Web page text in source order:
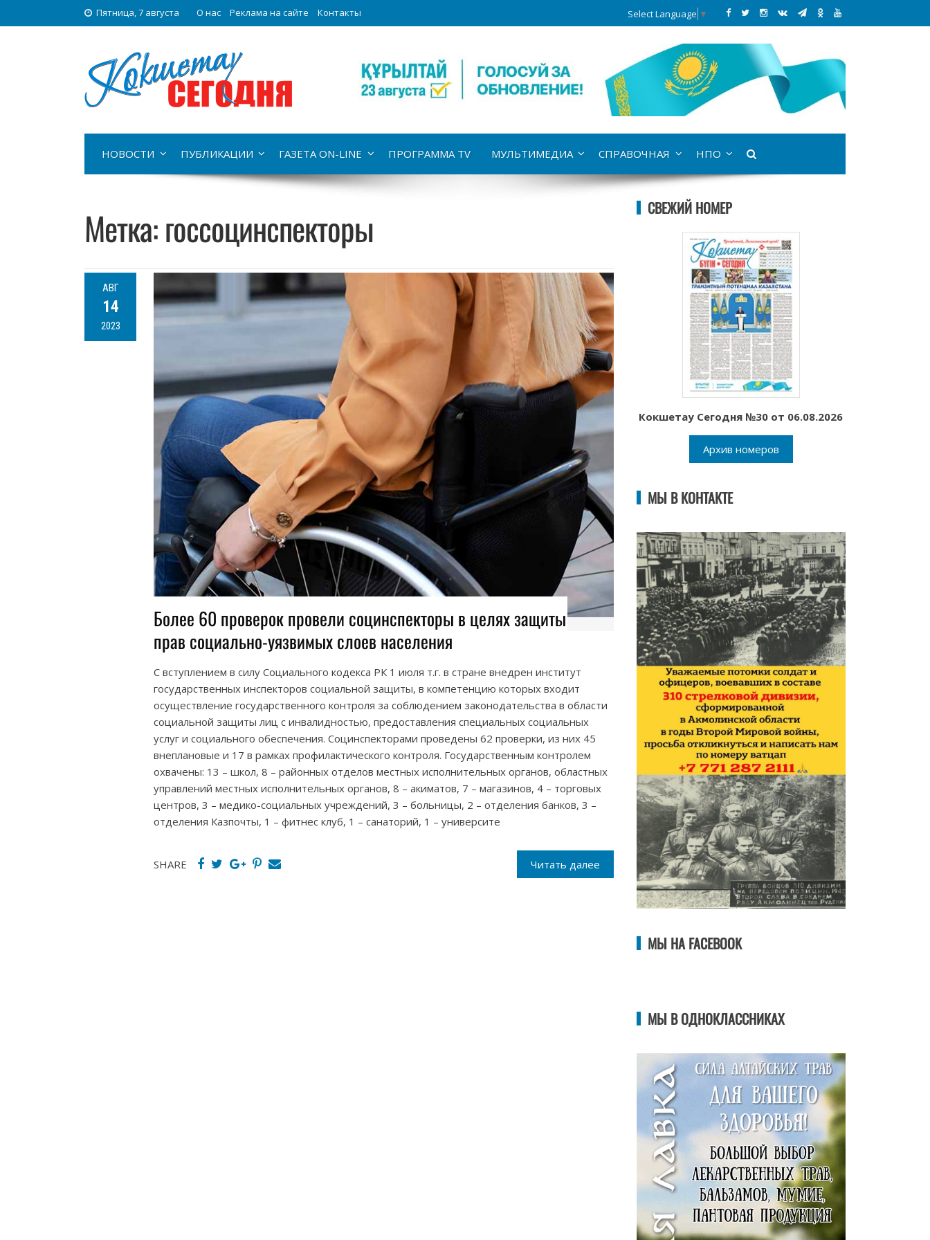
Пятница, 7 августа О нас Реклама на сайте Контакты Select Language ▼
НОВОСТИ ПУБЛИКАЦИИ ГАЗЕТА ON-LINE ПРОГРАММА TV МУЛЬТИМЕДИА СПРАВОЧНАЯ НПО
Метка:госсоцинспекторы
АВГ
14
2023
Более 60 проверок провели социнспекторы в целях защиты
прав социально-уязвимых слоев населения
С вступлением в силу Социального кодекса РК 1 июля т.г. в стране внедрен институт
государственных инспекторов социальной защиты, в компетенцию которых входит
осуществление государственного контроля за соблюдением законодательства в области
социальной защиты лиц с инвалидностью, предоставления специальных социальных
услуг и социального обеспечения. Социнспекторами проведены 62 проверки, из них 45
внеплановые и 17 в рамках профилактического контроля. Государственным контролем
охвачены: 13 – школ, 8 – районных отделов местных исполнительных органов, областных
управлений местных исполнительных органов, 8 – акиматов, 7 – магазинов, 4 – торговых
центров, 3 – медико-социальных учреждений, 3 – больницы, 2 – отделения банков, 3 –
отделения Казпочты, 1 – фитнес клуб, 1 – санаторий, 1 – университе
Читать далее
SHARE
СВЕЖИЙ НОМЕР
Кокшетау Сегодня №30 от 06.08.2026
Архив номеров
МЫ В КОНТАКТЕ
МЫ НА FACEBOOK
МЫ В ОДНОКЛАССНИКАХ